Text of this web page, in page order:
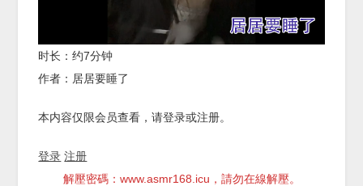
时长：约7分钟
作者：居居要睡了
本内容仅限会员查看，请登录或注册。
登录 注册
解壓密碼：www.asmr168.icu，請勿在線解壓。